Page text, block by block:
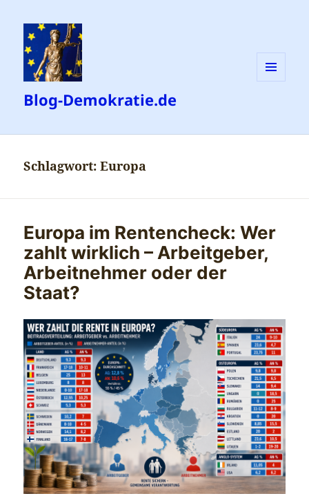
Blog-Demokratie.de
Schlagwort:Europa
Europa im Rentencheck: Wer
zahlt wirklich – Arbeitgeber,
Arbeitnehmer oder der
Staat?